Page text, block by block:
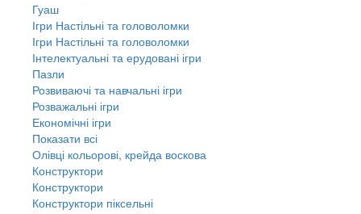
Гуаш
Ігри Настільні та головоломки
Ігри Настільні та головоломки
Інтелектуальні та ерудовані ігри
Пазли
Розвиваючі та навчальні ігри
Розважальні ігри
Економічні ігри
Показати всі
Олівці кольорові, крейда воскова
Конструктори
Конструктори
Конструктори піксельні